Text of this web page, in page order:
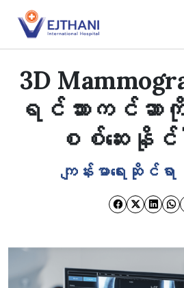
Skip to content
3D
ရင်သားကင်ဆ
စစ်ဆေးနို
ကျန်းမာရေးဆိုင်ရာ စ